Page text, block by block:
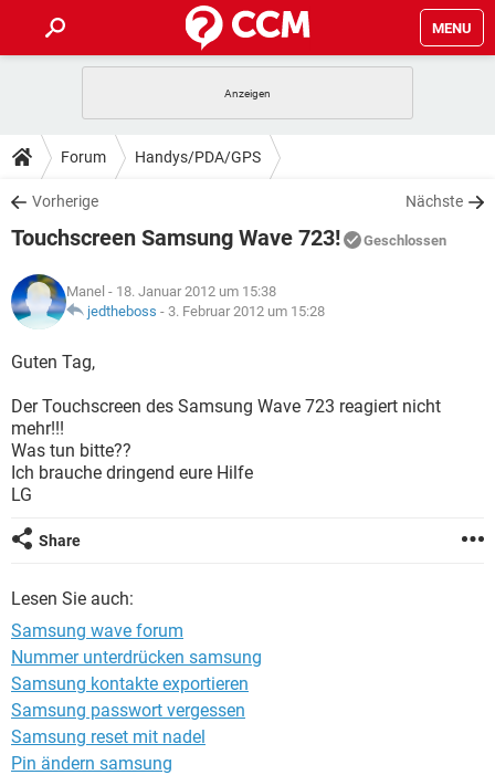
MENU
ANDROID IOS
WINDOWS 10
WHATSAPP TIKTOK
FACEBOOK
TIPPS & TRICKS
SPIELE STREAMING
WHATSAPP TIKTOK
FACEBOOK
DOWNLOADS
SPIELE STREAMING
ANDROID
WINDOWS 10 INSTAGRAM
WHATSAPP
SPIELE STREAMING
ANDROID
WINDOWS 10
WHATSAPP TIKTOK
FACEBOOK
LEXIKON
SPIELE
WINDOWS 10
WHATSAPP
FACEBOOK
Forum Handys/PDA/GPS
Vorherige Nächste
Touchscreen Samsung Wave 723! Geschlossen
Manel - 18. Januar 2012 um 15:38
jedtheboss - 3. Februar 2012 um 15:28
Guten Tag,
Der Touchscreen des Samsung Wave 723 reagiert nicht
mehr!!!
Was tun bitte??
Ich brauche dringend eure Hilfe
LG
Share
Lesen Sie auch:
Samsung wave forum
Nummer unterdrücken samsung
Samsung kontakte exportieren
Samsung passwort vergessen
Samsung reset mit nadel
Pin ändern samsung